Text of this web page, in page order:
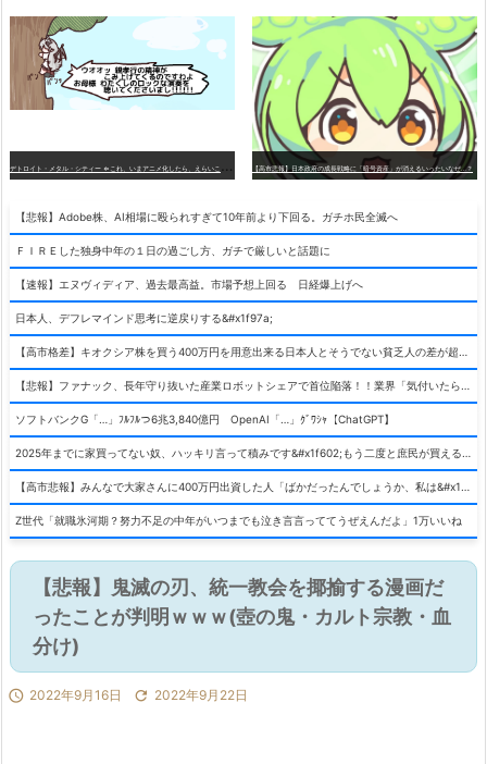
【高市悲報】日本政府の成長戦略に「暗号資産」が消えるいったいなぜ…？
【悲報】Adobe株、AI相場に殴られすぎて10年前より下回る。ガチホ民全滅へ
ＦＩＲＥした独身中年の１日の過ごし方、ガチで厳しいと話題に
【速報】エヌヴィディア、過去最高益。市場予想上回る 日経爆上げへ
日本人、デフレマインド思考に逆戻りする&#x1f97a;
ソフトバンクG「…」ﾌﾙﾌﾙつ6兆3,840億円 OpenAI「…」ｸﾞﾜｼｬ【ChatGPT】
Z世代「就職氷河期？努力不足の中年がいつまでも泣き言言っててうぜえんだよ」1万いいね
【悲報】鬼滅の刃、統一教会を揶揄する漫画だ
ったことが判明ｗｗｗ(壺の鬼・カルト宗教・血
分け)
 2022年9月16日  2022年9月22日